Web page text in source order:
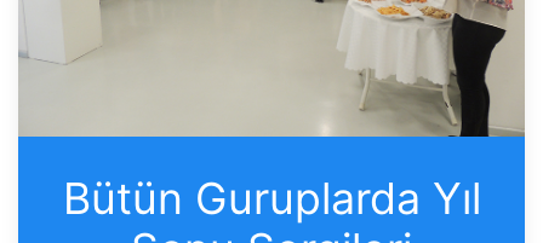
Bütün Guruplarda Yıl